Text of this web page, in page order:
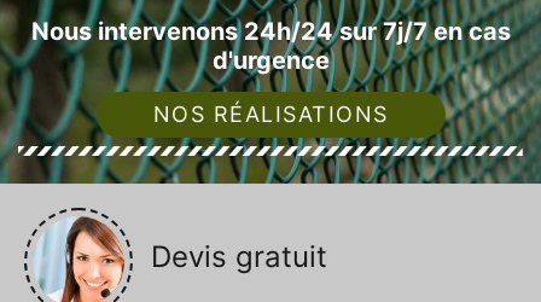
Nous intervenons 24h/24 sur 7j/7 en cas
d'urgence
NOS RÉALISATIONS
Devis gratuit